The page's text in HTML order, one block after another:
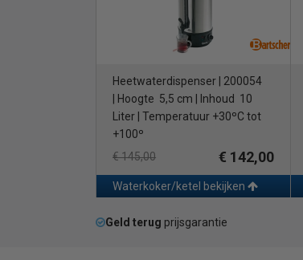
Heetwaterdispenser | 200054
| Hoogte 5,5 cm | Inhoud 10
Liter | Temperatuur +30ºC tot
+100º
€ 145,00
€ 142,00
Waterkoker/ketel bekijken
Geld terug prijsgarantie